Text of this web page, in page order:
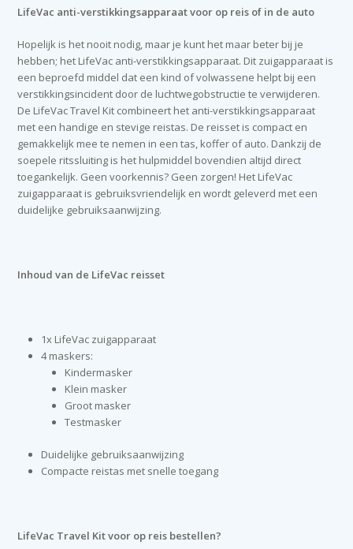
LifeVac anti-verstikkingsapparaat voor op reis of in de auto
Hopelijk is het nooit nodig, maar je kunt het maar beter bij je
hebben; het LifeVac anti-verstikkingsapparaat. Dit zuigapparaat is
een beproefd middel dat een kind of volwassene helpt bij een
verstikkingsincident door de luchtwegobstructie te verwijderen.
De LifeVac Travel Kit combineert het anti-verstikkingsapparaat
met een handige en stevige reistas. De reisset is compact en
gemakkelijk mee te nemen in een tas, koffer of auto. Dankzij de
soepele ritssluiting is het hulpmiddel bovendien altijd direct
toegankelijk. Geen voorkennis? Geen zorgen! Het LifeVac
zuigapparaat is gebruiksvriendelijk en wordt geleverd met een
duidelijke gebruiksaanwijzing.
Inhoud van de LifeVac reisset
1x LifeVac zuigapparaat
4 maskers:
Kindermasker
Klein masker
Groot masker
Testmasker
Duidelijke gebruiksaanwijzing
Compacte reistas met snelle toegang
LifeVac Travel Kit voor op reis bestellen?